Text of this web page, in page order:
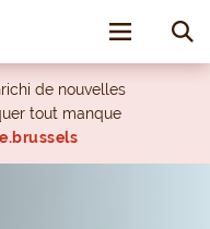
Toggle
de nouvelles
tout manque